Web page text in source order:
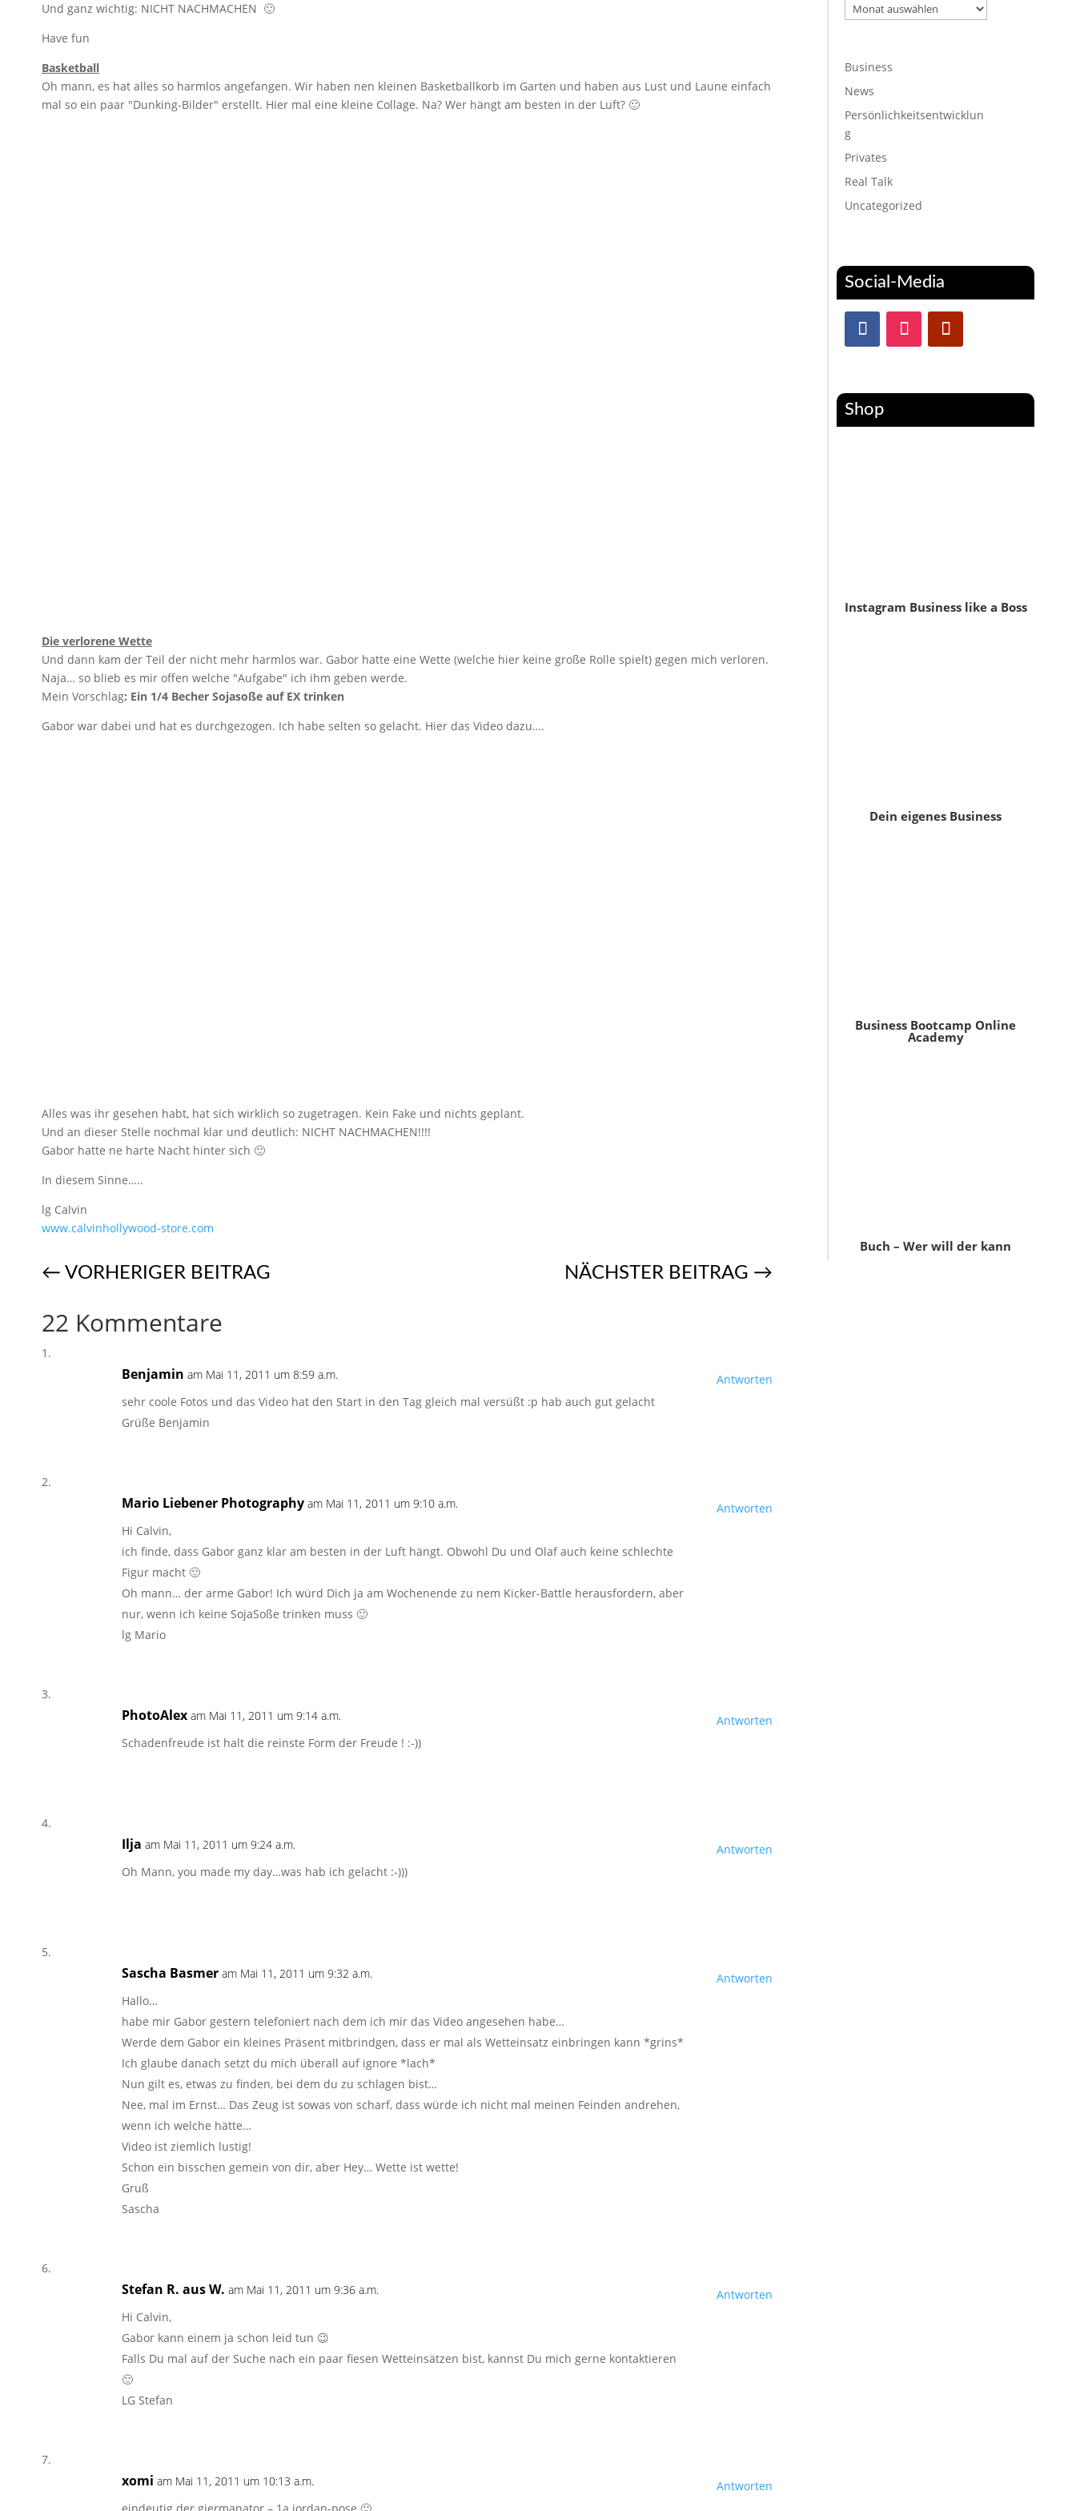
Und ganz wichtig: NICHT NACHMACHEN 🙂
Have fun
Basketball
Oh mann, es hat alles so harmlos angefangen. Wir haben nen kleinen Basketballkorb im Garten und haben aus Lust und Laune einfach
mal so ein paar "Dunking-Bilder" erstellt. Hier mal eine kleine Collage. Na? Wer hängt am besten in der Luft? 🙂
Die verlorene Wette
Und dann kam der Teil der nicht mehr harmlos war. Gabor hatte eine Wette (welche hier keine große Rolle spielt) gegen mich verloren.
Naja… so blieb es mir offen welche "Aufgabe" ich ihm geben werde.
Mein Vorschlag: Ein 1/4 Becher Sojasoße auf EX trinken
Gabor war dabei und hat es durchgezogen. Ich habe selten so gelacht. Hier das Video dazu….
Alles was ihr gesehen habt, hat sich wirklich so zugetragen. Kein Fake und nichts geplant.
Und an dieser Stelle nochmal klar und deutlich: NICHT NACHMACHEN!!!!
Gabor hatte ne harte Nacht hinter sich 🙂
In diesem Sinne…..
lg Calvin
www.calvinhollywood-store.com
← VORHERIGER BEITRAG NÄCHSTER BEITRAG →
22 Kommentare
Benjamin am Mai 11, 2011 um 8:59 a.m.
sehr coole Fotos und das Video hat den Start in den Tag gleich mal versüßt :p hab auch gut gelacht
Grüße Benjamin
Antworten
Mario Liebener Photography am Mai 11, 2011 um 9:10 a.m.
Hi Calvin,
ich finde, dass Gabor ganz klar am besten in der Luft hängt. Obwohl Du und Olaf auch keine schlechte
Figur macht 🙂
Oh mann… der arme Gabor! Ich würd Dich ja am Wochenende zu nem Kicker-Battle herausfordern, aber
nur, wenn ich keine SojaSoße trinken muss 🙂
lg Mario
Antworten
PhotoAlex am Mai 11, 2011 um 9:14 a.m.
Schadenfreude ist halt die reinste Form der Freude ! :-))
Antworten
Ilja am Mai 11, 2011 um 9:24 a.m.
Oh Mann, you made my day…was hab ich gelacht :-)))
Antworten
Sascha Basmer am Mai 11, 2011 um 9:32 a.m.
Hallo…
habe mir Gabor gestern telefoniert nach dem ich mir das Video angesehen habe…
Werde dem Gabor ein kleines Präsent mitbrindgen, dass er mal als Wetteinsatz einbringen kann *grins*
Ich glaube danach setzt du mich überall auf ignore *lach*
Nun gilt es, etwas zu finden, bei dem du zu schlagen bist…
Nee, mal im Ernst… Das Zeug ist sowas von scharf, dass würde ich nicht mal meinen Feinden andrehen,
wenn ich welche hätte…
Video ist ziemlich lustig!
Schon ein bisschen gemein von dir, aber Hey… Wette ist wette!
Gruß
Sascha
Antworten
Stefan R. aus W. am Mai 11, 2011 um 9:36 a.m.
Hi Calvin,
Gabor kann einem ja schon leid tun 😉
Falls Du mal auf der Suche nach ein paar fiesen Wetteinsätzen bist, kannst Du mich gerne kontaktieren
🙂
LG Stefan
Antworten
xomi am Mai 11, 2011 um 10:13 a.m.
Antworten
Archiv
Business
News
Persönlichkeitsentwicklun
g
Privates
Real Talk
Uncategorized
Social-Media
Shop
Instagram Business like a Boss
Dein eigenes Business
Business Bootcamp Online
Academy
Buch – Wer will der kann